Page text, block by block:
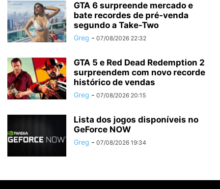
GTA 6 surpreende mercado e
bate recordes de pré-venda
segundo a Take-Two
Greg - 07/08/2026 22:32
GTA 5 e Red Dead Redemption 2
surpreendem com novo recorde
histórico de vendas
Greg - 07/08/2026 20:15
Lista dos jogos disponíveis no
GeForce NOW
Greg - 07/08/2026 19:34